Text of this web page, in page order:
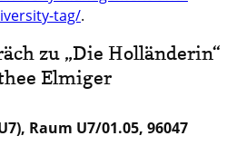
tag/.
zu „Die Holländerin“
Elmiger
Raum U7/01.05, 96047